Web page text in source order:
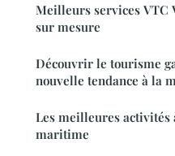
Meilleurs services VTC
sur mesure
Découvrir le tourisme
nouvelle tendance à la
Les meilleures
maritime